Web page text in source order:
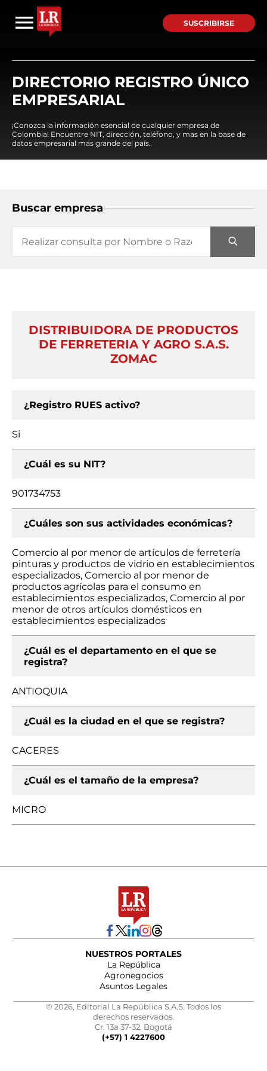
SUSCRIBIRSE
DIRECTORIO REGISTRO ÚNICO
EMPRESARIAL
¡Conozca la información esencial de cualquier empresa de
Colombia! Encuentre NIT, dirección, teléfono, y mas en la base de
datos empresarial mas grande del país.
Buscar empresa
DISTRIBUIDORA DE PRODUCTOS
DE FERRETERIA Y AGRO S.A.S.
ZOMAC
¿Registro RUES activo?
Si
¿Cuál es su NIT?
901734753
¿Cuáles son sus actividades económicas?
Comercio al por menor de artículos de ferretería
pinturas y productos de vidrio en establecimientos
especializados, Comercio al por menor de
productos agrícolas para el consumo en
establecimientos especializados, Comercio al por
menor de otros artículos domésticos en
establecimientos especializados
¿Cuál es el departamento en el que se
registra?
ANTIOQUIA
¿Cuál es la ciudad en el que se registra?
CACERES
¿Cuál es el tamaño de la empresa?
MICRO
NUESTROS PORTALES
La República
Agronegocios
Asuntos Legales
© 2026, Editorial La República S.A.S. Todos los
derechos reservados.
Cr. 13a 37-32, Bogotá
(+57) 1 4227600